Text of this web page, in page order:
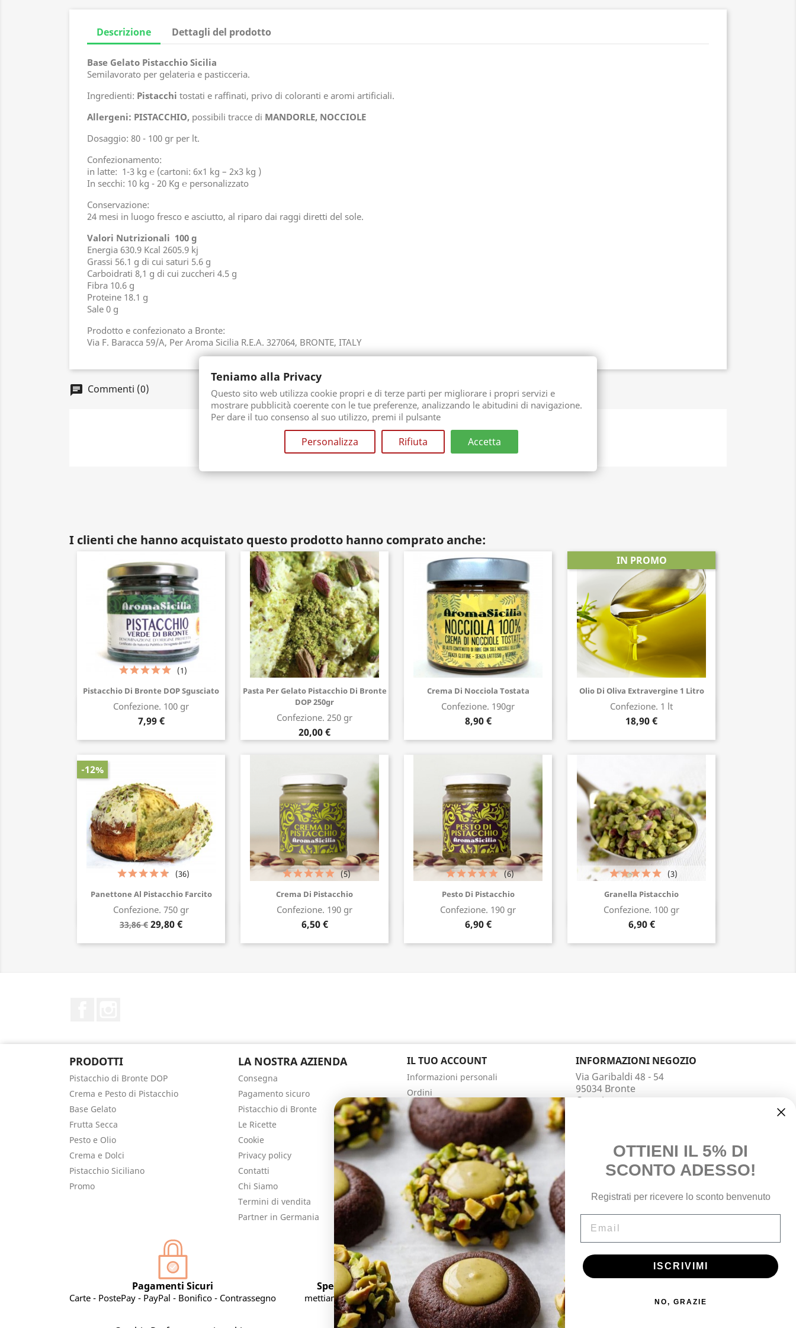
Descrizione Dettagli del prodotto
Base Gelato Pistacchio Sicilia
Semilavorato per gelateria e pasticceria.
Ingredienti: Pistacchi tostati e raffinati, privo di coloranti e aromi artificiali.
Allergeni: PISTACCHIO, possibili tracce di MANDORLE, NOCCIOLE
Dosaggio: 80 - 100 gr per lt.
Confezionamento:
in latte: 1-3 kg ℮ (cartoni: 6x1 kg – 2x3 kg )
In secchi: 10 kg - 20 Kg ℮ personalizzato
Conservazione:
24 mesi in luogo fresco e asciutto, al riparo dai raggi diretti del sole.
Valori Nutrizionali 100 g
Energia 630.9 Kcal 2605.9 kj
Grassi 56.1 g di cui saturi 5.6 g
Carboidrati 8,1 g di cui zuccheri 4.5 g
Fibra 10.6 g
Proteine 18.1 g
Sale 0 g
Prodotto e confezionato a Bronte:
Via F. Baracca 59/A, Per Aroma Sicilia R.E.A. 327064, BRONTE, ITALY
chat Commenti (0)
edit Scrivi per primo una recensione
I clienti che hanno acquistato questo prodotto hanno comprato anche:
Pistacchio Di Bronte DOP Sgusciato
Confezione. 100 gr
7,99 €
(1)
Acquista ora
Pasta Per Gelato Pistacchio Di Bronte
DOP 250gr
Confezione. 250 gr
20,00 €
Acquista ora
Crema Di Nocciola Tostata
Confezione. 190gr
8,90 €
Acquista ora
Olio Di Oliva Extravergine 1 Litro
Confezione. 1 lt
18,90 €
IN PROMO
Acquista ora
Panettone Al Pistacchio Farcito
Confezione. 750 gr
33,86 € 29,80 €
(36)
-12%
Acquista ora
Crema Di Pistacchio
Confezione. 190 gr
6,50 €
(5)
Acquista ora
Pesto Di Pistacchio
Confezione. 190 gr
6,90 €
(6)
Acquista ora
Granella Pistacchio
Confezione. 100 gr
6,90 €
(3)
Acquista ora
PRODOTTI
Pistacchio di Bronte DOP
Crema e Pesto di Pistacchio
Base Gelato
Frutta Secca
Pesto e Olio
Crema e Dolci
Pistacchio Siciliano
Promo
LA NOSTRA AZIENDA
Consegna
Pagamento sicuro
Pistacchio di Bronte
Le Ricette
Cookie
Privacy policy
Contatti
Chi Siamo
Termini di vendita
Partner in Germania
IL TUO ACCOUNT
Informazioni personali
Ordini
Note di credito
Indirizzi
Buoni
INFORMAZIONI NEGOZIO
Via Garibaldi 48 - 54
95034 Bronte
Catania
Pagamenti Sicuri
Carte - PostePay - PayPal - Bonifico - Contrassegno
Spedizioni Veloci Accurate e Sicure
mettiamo molta cura nel confezionare i nostri
prodotti
Dai Pistacchieti alle vostre tavole
Qualità e Originalità dei nostri Prodotti al
Teniamo alla Privacy
Questo sito web utilizza cookie propri e di terze parti per migliorare i propri servizi e
mostrare pubblicità coerente con le tue preferenze, analizzando le abitudini di navigazione.
Per dare il tuo consenso al suo utilizzo, premi il pulsante
Personalizza Rifiuta Accetta
OTTIENI IL 5% DI
SCONTO ADESSO!
Registrati per ricevere lo sconto benvenuto
ISCRIVIMI
NO, GRAZIE